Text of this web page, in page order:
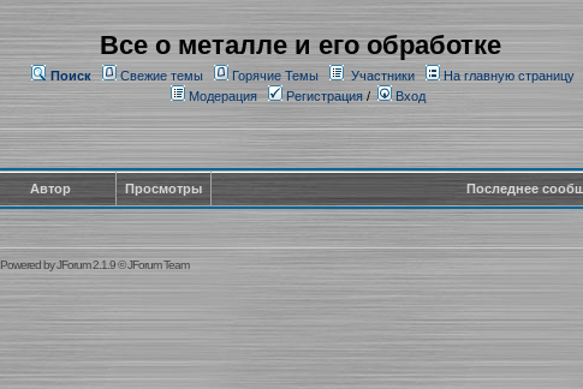
Все о металле и его обработке
Поиск Свежие темы Горячие Темы Участники
На главную страницу
Модерация
Регистрация/ Вход
Автор Просмотры Последнее
Powered byJForum 2.1.9©JForum Team